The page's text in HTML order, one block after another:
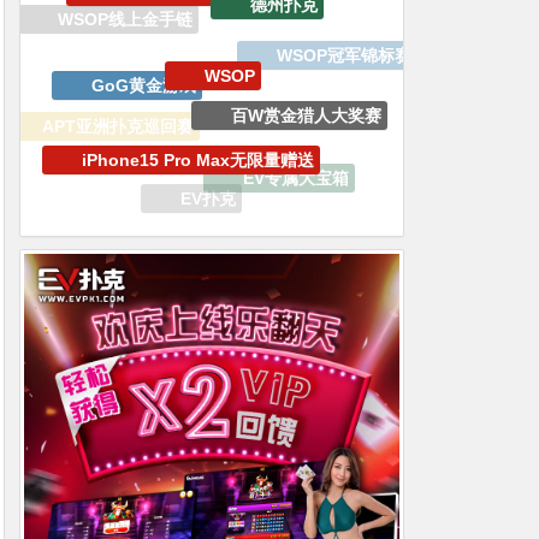
WSOP天堂岛
GGPoker
APT亚洲扑克巡回赛
GoG黄金游戏
百W赏金猎人大奖赛
EV专属大宝箱
EV扑克
iPhone15 Pro Max无限量赠送